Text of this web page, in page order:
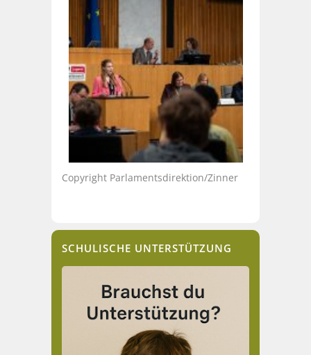
Copyright Parlamentsdirektion/Zinner
SCHULISCHE UNTERSTÜTZUNG